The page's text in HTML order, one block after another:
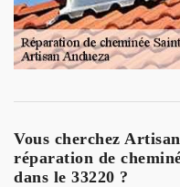
Vous cherchez
réparation de
dans le 33220 ?